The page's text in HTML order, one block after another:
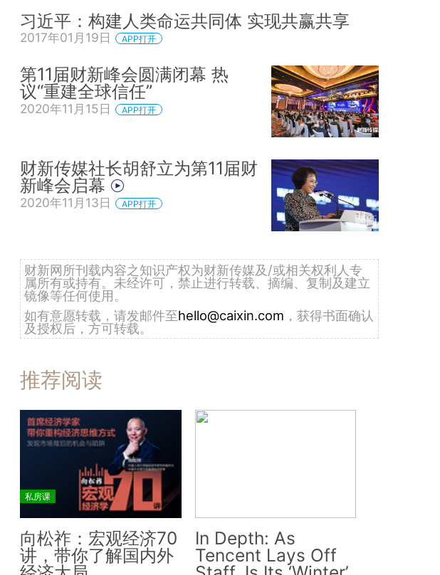
习近平：构建人类命运共同体 实现共赢共享
2017年01月19日 APP打开
第11届财新峰会圆满闭幕 热
议“重建全球信任”
2020年11月15日 APP打开
财新传媒社长胡舒立为第11届财
新峰会启幕
2020年11月13日 APP打开
财新网所刊载内容之知识产权为财新传媒及/或相关权利人专
属所有或持有。未经许可，禁止进行转载、摘编、复制及建立
镜像等任何使用。
如有意愿转载，请发邮件至hello@caixin.com ，获得书面确认
及授权后，方可转载。
推荐阅读
私房课
向松祚：宏观经济70
讲，带你了解国内外
In Depth: As
Tencent Lays Off